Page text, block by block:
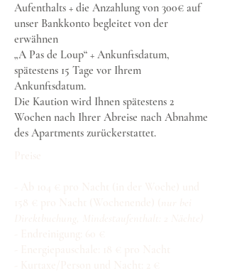
Aufenthalts + die Anzahlung von 300€ auf
unser Bankkonto begleitet von der
erwähnen
„A Pas de Loup“ + Ankunftsdatum,
spätestens 15 Tage vor Ihrem
Ankunftsdatum.
Die Kaution wird Ihnen spätestens 2
Wochen nach Ihrer Abreise nach Abnahme
des Apartments zurückerstattet.